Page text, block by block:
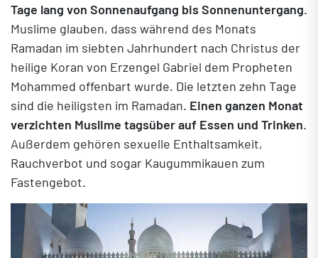
Tage lang von Sonnenaufgang bis Sonnenuntergang.
Muslime glauben, dass während des Monats
Ramadan im siebten Jahrhundert nach Christus der
heilige Koran von Erzengel Gabriel dem Propheten
Mohammed offenbart wurde. Die letzten zehn Tage
sind die heiligsten im Ramadan. Einen ganzen Monat
verzichten Muslime tagsüber auf Essen und Trinken.
Außerdem gehören sexuelle Enthaltsamkeit,
Rauchverbot und sogar Kaugummikauen zum
Fastengebot.